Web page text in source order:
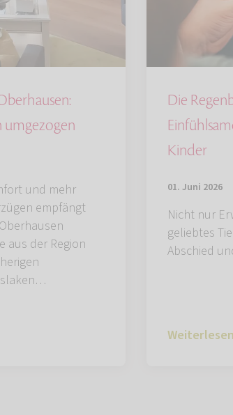
umgezogen
und mehr
empfängt
aus der Region
Die
Kinder
01. Juni 2026
Nicht nur
geliebtes
Abschied
Weiterlesen